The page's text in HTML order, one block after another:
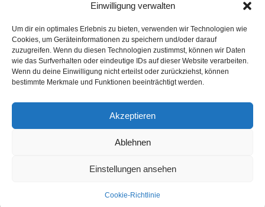
Einwilligung verwalten
Um dir ein optimales Erlebnis zu bieten, verwenden wir Technologien wie
Cookies, um Geräteinformationen zu speichern und/oder darauf
zuzugreifen. Wenn du diesen Technologien zustimmst, können wir Daten
wie das Surfverhalten oder eindeutige IDs auf dieser Website verarbeiten.
Wenn du deine Einwilligung nicht erteilst oder zurückziehst, können
bestimmte Merkmale und Funktionen beeinträchtigt werden.
Akzeptieren
Ablehnen
Einstellungen ansehen
Cookie-Richtlinie
Payment Künstliche Intelligenz
Best Retail Cases
Loyalty
eCommerce Analytics
Advertising
Kassenlose Läden
Digital
Augmented Reality
Mobile
Commerce Marketing
Studie
Location
Kontakt Redaktion Impressum Datenschutz
© GFM Nachrichten:
11 Prozent Communication